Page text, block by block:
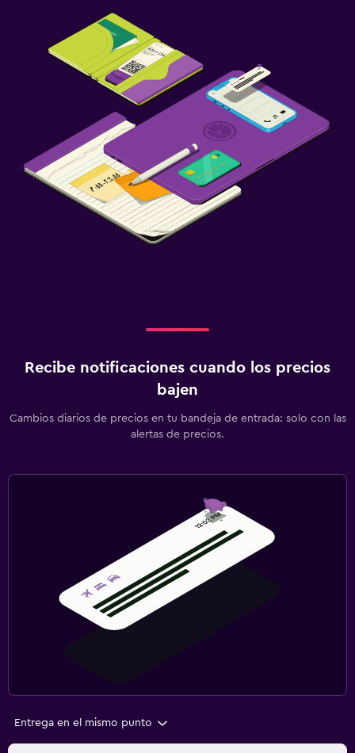
Recibe notificaciones cuando los precios
bajen
Cambios diarios de precios en tu bandeja de entrada: solo con las
alertas de precios.
Entrega en el mismo punto